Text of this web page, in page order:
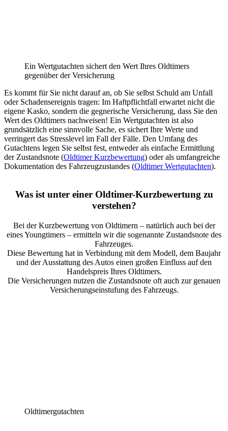
Ein Wertgutachten sichert den Wert Ihres Oldtimers
gegenüber der Versicherung
Es kommt für Sie nicht darauf an, ob Sie selbst Schuld am Unfall
oder Schadensereignis tragen: Im Haftpflichtfall erwartet nicht die
eigene Kasko, sondern die gegnerische Versicherung, dass Sie den
Wert des Oldtimers nachweisen! Ein Wertgutachten ist also
grundsätzlich eine sinnvolle Sache, es sichert Ihre Werte und
verringert das Stresslevel im Fall der Fälle. Den Umfang des
Gutachtens legen Sie selbst fest, entweder als einfache Ermittlung
der Zustandsnote (Oldtimer Kurzbewertung) oder als umfangreiche
Dokumentation des Fahrzeugzustandes (Oldtimer Wertgutachten).
Was ist unter einer Oldtimer-Kurzbewertung zu
verstehen?
Bei der Kurzbewertung von Oldtimern – natürlich auch bei der
eines Youngtimers – ermitteln wir die sogenannte Zustandsnote des
Fahrzeuges.
Diese Bewertung hat in Verbindung mit dem Modell, dem Baujahr
und der Ausstattung des Autos einen großen Einfluss auf den
Handelspreis Ihres Oldtimers.
Die Versicherungen nutzen die Zustandsnote oft auch zur genauen
Versicherungseinstufung des Fahrzeugs.
Oldtimergutachten